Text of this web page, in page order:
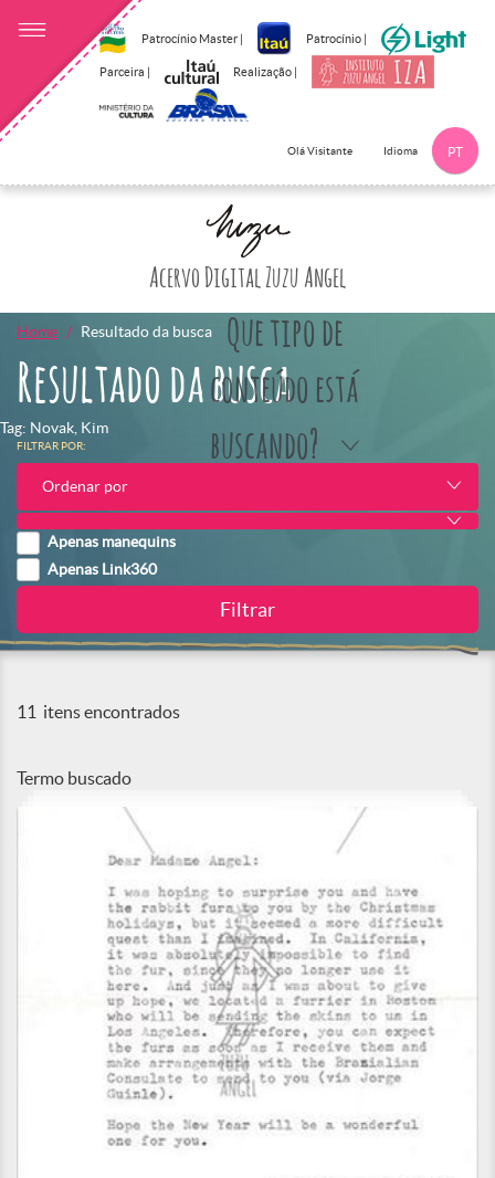
Patrocínio Master | Patrocínio |
Parceira | Realização |
Olá Visitante Idioma PT
Acervo Digital Zuzu Angel
Que tipo de
conteúdo está
buscando?
Home Resultado da busca
Resultado da busca
Tag: Novak, Kim
FILTRAR POR:
Ordenar por
Apenas manequins
Apenas Link360
11 itens encontrados
Termo buscado